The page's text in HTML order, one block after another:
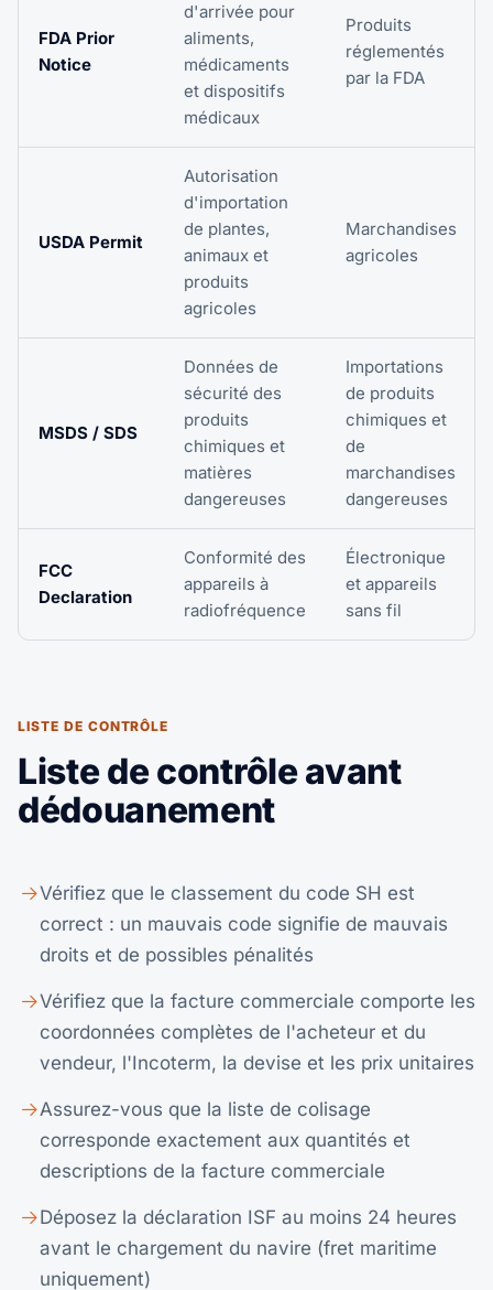
FDA Prior
Notice
d'arrivée pour
aliments,
médicaments
et dispositifs
médicaux
Produits
réglementés
par la FDA
USDA Permit
Autorisation
d'importation
de plantes,
animaux et
produits
agricoles
Marchandises
agricoles
MSDS / SDS
Données de
sécurité des
produits
chimiques et
matières
dangereuses
Importations
de produits
chimiques et
de
marchandises
dangereuses
FCC
Declaration
Conformité des
appareils à
radiofréquence
Électronique
et appareils
sans fil
LISTE DE CONTRÔLE
Liste de contrôle avant
dédouanement
Vérifiez que le classement du code SH est
correct : un mauvais code signifie de mauvais
droits et de possibles pénalités
Vérifiez que la facture commerciale comporte les
coordonnées complètes de l'acheteur et du
vendeur, l'Incoterm, la devise et les prix unitaires
Assurez-vous que la liste de colisage
corresponde exactement aux quantités et
descriptions de la facture commerciale
Déposez la déclaration ISF au moins 24 heures
avant le chargement du navire (fret maritime
uniquement)